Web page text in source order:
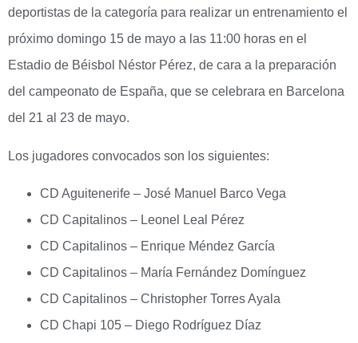
deportistas de la categoría para realizar un entrenamiento el
próximo domingo 15 de mayo a las 11:00 horas en el
Estadio de Béisbol Néstor Pérez, de cara a la preparación
del campeonato de España, que se celebrara en Barcelona
del 21 al 23 de mayo.
Los jugadores convocados son los siguientes:
CD Aguitenerife – José Manuel Barco Vega
CD Capitalinos – Leonel Leal Pérez
CD Capitalinos – Enrique Méndez García
CD Capitalinos – María Fernández Domínguez
CD Capitalinos – Christopher Torres Ayala
CD Chapi 105 – Diego Rodríguez Díaz